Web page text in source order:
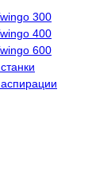
300
400
600